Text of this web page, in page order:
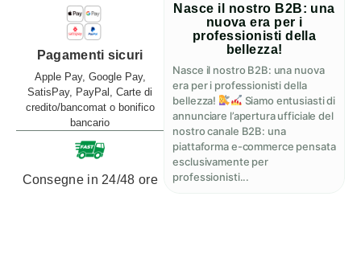
Pagamenti sicuri
Apple Pay, Google Pay,
SatisPay, PayPal, Carte di
credito/bancomat o bonifico
bancario
Consegne in 24/48 ore
Nasce il nostro B2B: una
nuova era per i
professionisti della
bellezza!
Nasce il nostro B2B: una nuova
era per i professionisti della
bellezza!
Siamo entusiasti di
annunciare l’apertura ufficiale del
nostro canale B2B: una
piattaforma e-commerce pensata
esclusivamente per
professionisti...